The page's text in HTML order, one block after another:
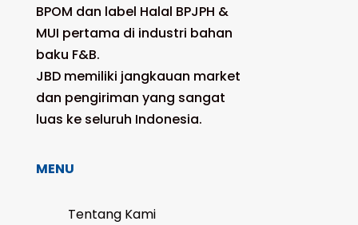
BPOM dan label Halal BPJPH &
MUI pertama di industri bahan
baku F&B.
JBD memiliki jangkauan market
dan pengiriman yang sangat
luas ke seluruh Indonesia.
MENU
Tentang Kami